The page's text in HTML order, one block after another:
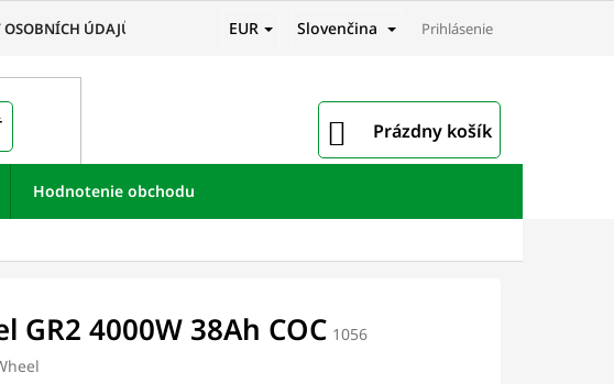
ÚDAJŮ EUR Slovenčina Prihlásenie
NÁKUPNÝ
KOŠÍK
Prázdny košík
Hodnotenie obchodu
4000W 38Ah COC 1056